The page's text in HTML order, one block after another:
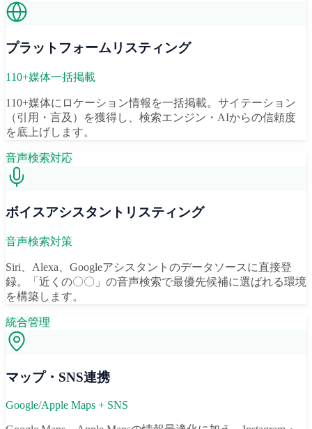
プラットフォームリスティング
110+媒体一括掲載
110+媒体にロケーション情報を一括掲載。サイテーション
（引用・言及）を獲得し、検索エンジン・AIからの信頼度
を底上げします。
音声検索対応
ボイスアシスタントリスティング
音声検索対策
Siri、Alexa、Googleアシスタントのデータソースに直接登
録。「近くの〇〇」の音声検索で最優先候補に選ばれる環境
を構築します。
統合管理
マップ・SNS連携
Google/Apple Maps + SNS